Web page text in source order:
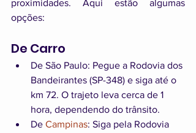
proximidades. Aqui estão algumas
opções:
De Carro
De São Paulo: Pegue a Rodovia dos
Bandeirantes (SP-348) e siga até o
km 72. O trajeto leva cerca de 1
hora, dependendo do trânsito.
De Campinas: Siga pela Rodovia